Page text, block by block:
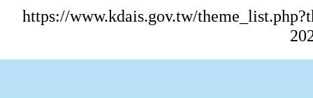
https://www.kdais.gov.tw/